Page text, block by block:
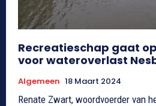
Recreatieschap gaat
voor wateroverlast
Algemeen 18 Maart 2024
Renate Zwart, woordvoerder van